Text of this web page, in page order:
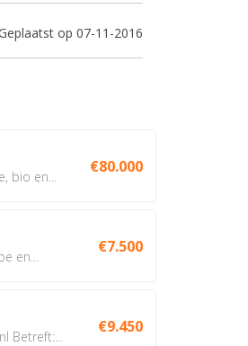
op 07-11-2016
en...
€80.000
en...
€7.500
Betreft:...
€9.450